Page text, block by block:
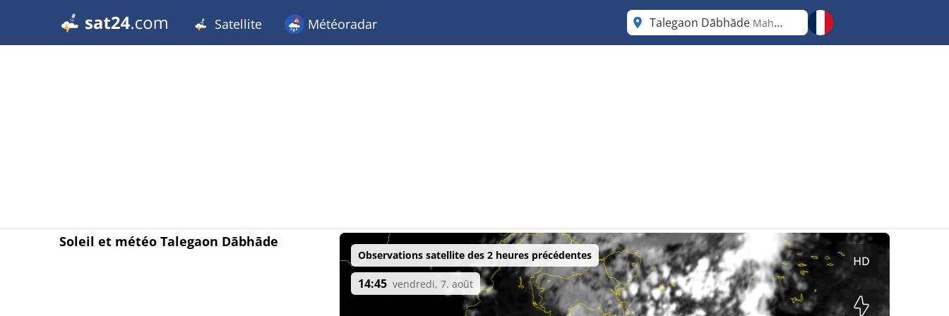
Satellite Météoradar Talegaon Dābhāde Maharashtra
Soleil et météo Talegaon Dābhāde
Observations satellite des 2 heures précédentes
14:45 vendredi, 7. août